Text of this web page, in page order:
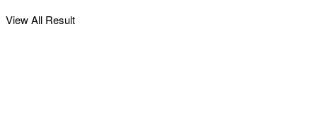
View All Result